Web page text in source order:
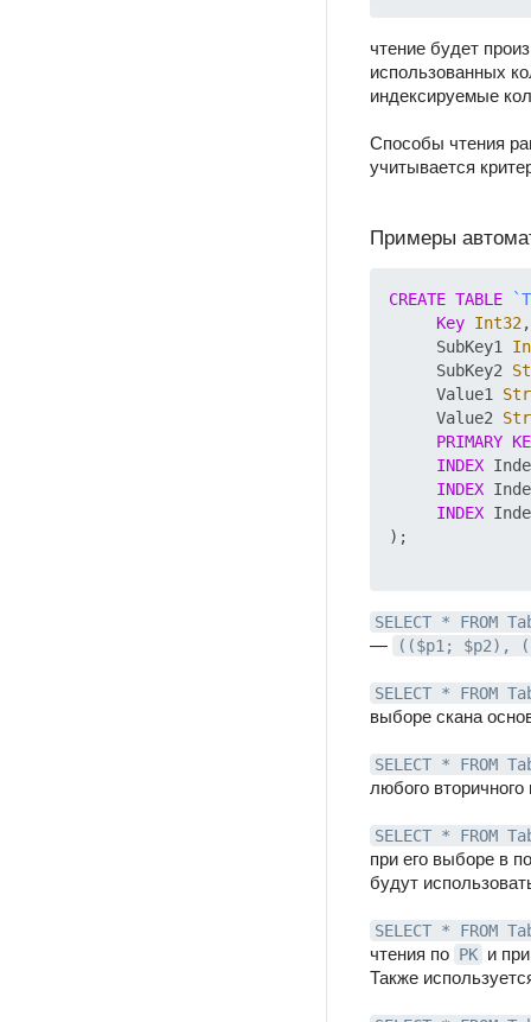
чтение будет
использованных
индексируемые
Способы чтения
учитывается
Примеры
CREATE TABLE
Key Int32,
     SubKey1
     SubKey2
     Value1
     Value2
PRIMARY
INDEX
INDEX
INDEX
);
SELECT * FROM
— (($p1; $p2),
SELECT * FROM
выборе скана
SELECT * FROM
любого
SELECT * FROM
при его выборе в
будут
SELECT * FROM
чтения по PK и
Также